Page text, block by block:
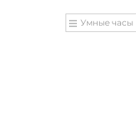
Умные часы